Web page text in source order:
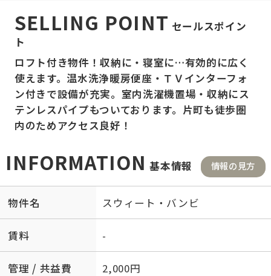
SELLING POINT セールスポイン
ト
ロフト付き物件！収納に・寝室に…有効的に広く
使えます。温水洗浄暖房便座・ＴＶインターフォ
ン付きで設備が充実。室内洗濯機置場・収納にス
テンレスパイプもついております。片町も徒歩圏
内のためアクセス良好！
INFORMATION 基本情報 情報の見方
物件名 スウィート・バンビ
賃料 -
管理 / 共益費 2,000円